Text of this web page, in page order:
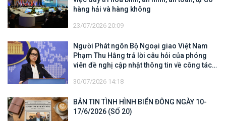
hàng hải và hàng không
23/07/2026 20:09
Người Phát ngôn Bộ Ngoại giao Việt Nam
Phạm Thu Hằng trả lời câu hỏi của phóng
viên đề nghị cập nhật thông tin về công tác
trên tàu Khôi Nguyên 18
30/07/2026 14:18
BẢN TIN TÌNH HÌNH BIỂN ĐÔNG NGÀY 10-
17/6/2026 (SỐ 20)